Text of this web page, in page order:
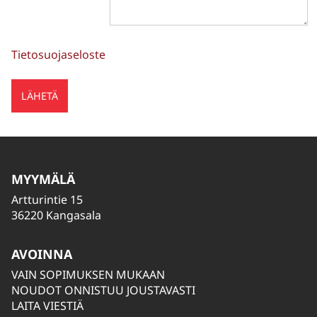
Tietosuojaseloste
MYYMÄLÄ
Artturintie 15
36220 Kangasala
AVOINNA
VAIN SOPIMUKSEN MUKAAN
NOUDOT ONNISTUU JOUSTAVASTI
LAITA VIESTIÄ